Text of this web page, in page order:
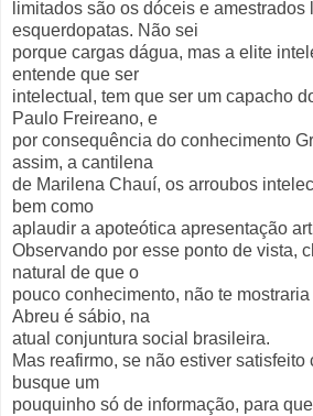
limitados são os dóceis e amestrados
esquerdopatas. Não sei
porque cargas dágua, mas a elite
entende que ser
intelectual, tem que ser um capacho
Paulo Freireano, e
por consequência do conhecimento
assim, a cantilena
de Marilena Chauí, os arroubos
bem como
aplaudir a apoteótica apresentação
Observando por esse ponto de vista,
natural de que o
pouco conhecimento, não te
Abreu é sábio, na
atual conjuntura social brasileira.
Mas reafirmo, se não estiver satisfeito
busque um
pouquinho só de informação, para